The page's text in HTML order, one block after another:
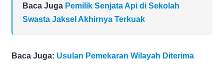
Baca Juga Pemilik Senjata Api di Sekolah
Swasta Jaksel Akhirnya Terkuak
Baca Juga: Usulan Pemekaran Wilayah Diterima